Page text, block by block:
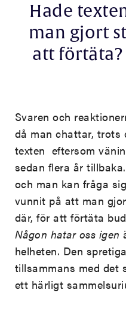
Hade
man gjort
att förtäta?
Svaren och
då man chattar, trots
texten eftersom
sedan flera år
och man kan fråga
vunnit på att man
där, för att förtäta
Någon hatar oss igen
helheten. Den
tillsammans med det
ett härligt